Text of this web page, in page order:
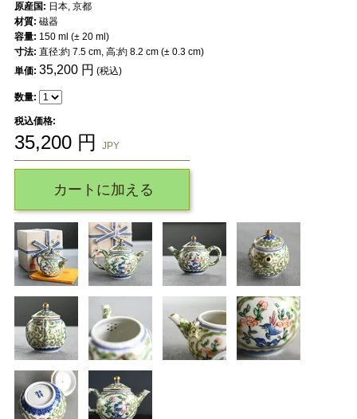
原産国: 日本, 京都
材質: 磁器
容量: 150 ml (± 20 ml)
寸法: 直径:約 7.5 cm, 高:約 8.2 cm (± 0.3 cm)
単価: 35,200円 (税込)
数量:
税込価格:
35,200円 JPY
カートに加える